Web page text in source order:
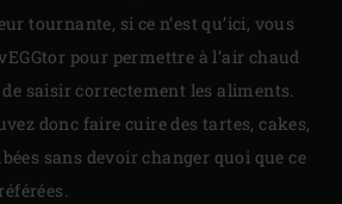
tournante, si ce n’est qu’ici, vous
pour permettre à l’air chaud
saisir correctement les aliments.
donc faire cuire des tartes, cakes,
sans devoir changer quoi que ce